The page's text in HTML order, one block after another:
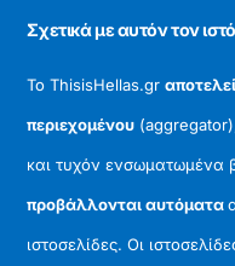
Σχετικά με αυτόν τον
Το ThisisHellas.gr
περιεχομένου
και τυχόν ενσωματωμένα
προβάλλονται αυτόματα
ιστοσελίδες. Οι